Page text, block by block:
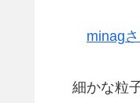
minag
細かな粒